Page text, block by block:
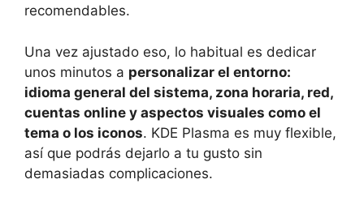
recomendables.
Una vez ajustado eso, lo habitual es dedicar
unos minutos a personalizar el entorno:
idioma general del sistema, zona horaria, red,
cuentas online y aspectos visuales como el
tema o los iconos. KDE Plasma es muy flexible,
así que podrás dejarlo a tu gusto sin
demasiadas complicaciones.